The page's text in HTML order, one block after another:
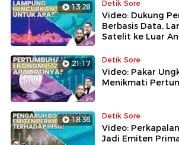
13:28 Detik Sore
Video: Dukung
Berbasis Data,
Satelit ke Luar
21:17 Detik Sore
Video: Pakar
Menikmati
18:36 Detik Sore
Video:
Jadi Emiten